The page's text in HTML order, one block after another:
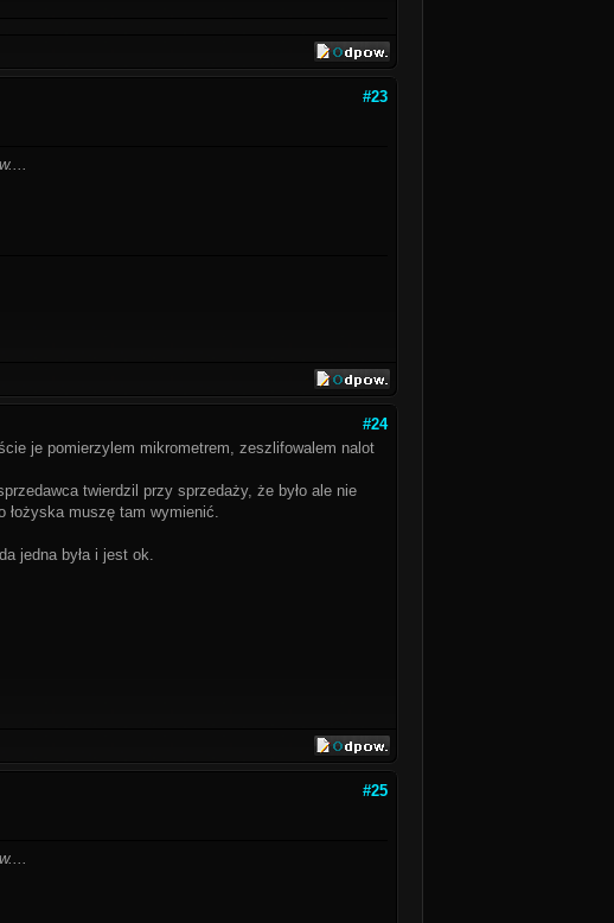
#23
#24
je pomierzylem mikrometrem, zeszlifowalem nalot
twierdzil przy sprzedaży, że było ale nie
łożyska muszę tam wymienić.
jedna była i jest ok.
#25